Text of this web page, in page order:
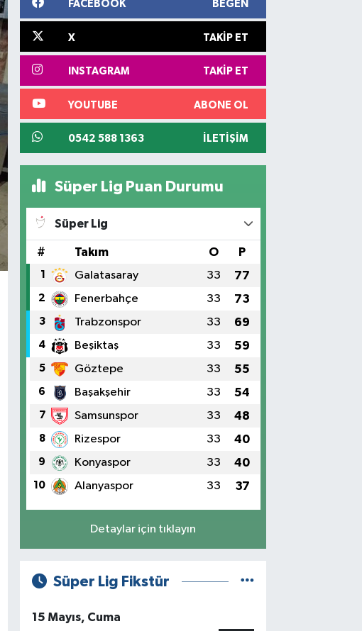
FACEBOOK BEĞEN
X TAKIP ET
INSTAGRAM TAKIP ET
YOUTUBE ABONE OL
0542 588 1363 İLETIŞIM
Süper Lig Puan Durumu
Süper Lig
# Takım O P
1 Galatasaray 33 77
2 Fenerbahçe 33 73
3 Trabzonspor 33 69
4 Beşiktaş 33 59
5 Göztepe 33 55
6 Başakşehir 33 54
7 Samsunspor 33 48
8 Rizespor 33 40
9 Konyaspor 33 40
10 Alanyaspor 33 37
Detaylar için tıklayın
Süper Lig Fikstür
15 Mayıs, Cuma